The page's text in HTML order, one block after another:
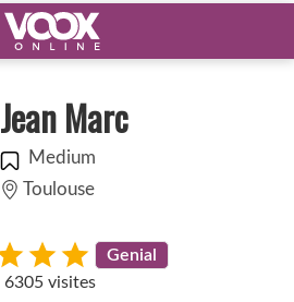
Jean Marc
Medium
Toulouse
Genial
6305 visites